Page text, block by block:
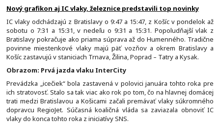
Nový grafikon aj IC vlaky, železnice predstavili top novinky
IC vlaky odchádzajú z Bratislavy o 9:47 a 15:47, z Košíc v pondelok až
sobotu o 7:31 a 15:31, v nedeľu o 9:31 a 15:31. Popoludňajší vlak z
Bratislavy pokračuje ako priama súprava až do Humenného. Tradične
povinne miestenkové vlaky majú päť vozňov a okrem Bratislavy a
Košíc zastavujú v staniciach Trnava, Žilina, Poprad – Tatry a Kysak.
Obrazom: Prvá jazda vlaku InterCity
Prevádzka „icečiek“ bola zastavená v polovici januára tohto roka pre
ich stratovosť. Stalo sa tak viac ako rok po tom, čo na hlavnej domácej
trati medzi Bratislavou a Košicami začali premávať vlaky súkromného
dopravcu RegioJet. Súčasná koaličná vláda sa zaviazala obnoviť IC
vlaky do konca tohto roka z iniciatívy SNS.